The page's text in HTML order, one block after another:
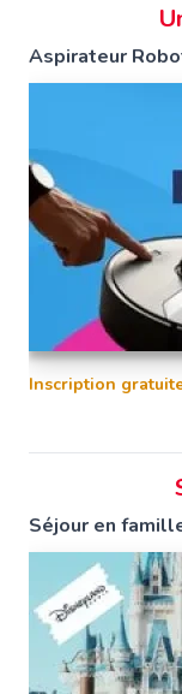
Aspirateur
Inscription
Séjour en